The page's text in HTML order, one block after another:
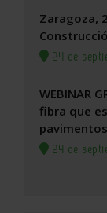
Zaragoza,
24 de
WEBINAR
fibra que
24 de